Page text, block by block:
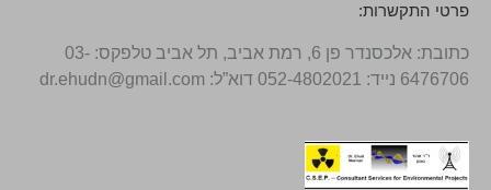
פרטי התקשרות:
כתובת: אלכסנדר פן 6, רמת אביב, תל אביב טלפקס: 03-
6476706 נייד: 052-4802021 דוא”ל: dr.ehudn@gmail.com